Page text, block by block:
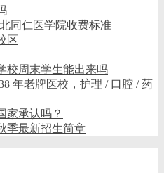
同仁医学院收费标准
区
校周末学生能出来吗
年老牌医校，护理 / 口腔 / 药
家承认吗？
季最新招生简章